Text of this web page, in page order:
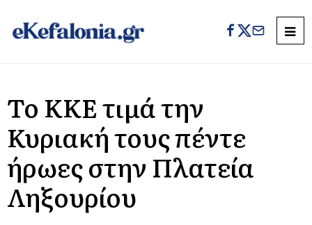
Το ΚΚΕ τιμά την
Κυριακή τους πέντε
ήρωες στην Πλατεία
Ληξουρίου